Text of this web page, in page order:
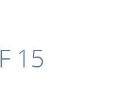
15